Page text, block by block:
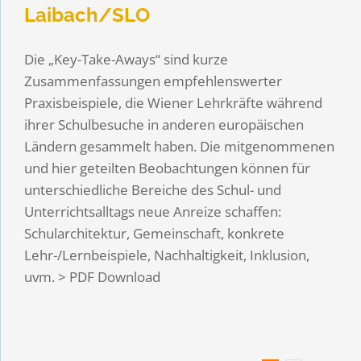
Laibach/SLO
Die „Key-Take-Aways“ sind kurze
Zusammenfassungen empfehlenswerter
Praxisbeispiele, die Wiener Lehrkräfte während
ihrer Schulbesuche in anderen europäischen
Ländern gesammelt haben. Die mitgenommenen
und hier geteilten Beobachtungen können für
unterschiedliche Bereiche des Schul- und
Unterrichtsalltags neue Anreize schaffen:
Schularchitektur, Gemeinschaft, konkrete
Lehr-/Lernbeispiele, Nachhaltigkeit, Inklusion,
uvm. > PDF Download